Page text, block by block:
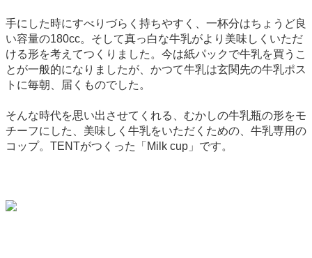
手にした時にすべりづらく持ちやすく、一杯分はちょうど良
い容量の180cc。そして真っ白な牛乳がより美味しくいただ
ける形を考えてつくりました。今は紙パックで牛乳を買うこ
とが一般的になりましたが、かつて牛乳は玄関先の牛乳ポス
トに毎朝、届くものでした。
そんな時代を思い出させてくれる、むかしの牛乳瓶の形をモ
チーフにした、美味しく牛乳をいただくための、牛乳専用の
コップ。TENTがつくった「Milk cup」です。